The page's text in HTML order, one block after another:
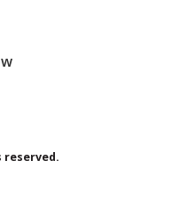
reserved.